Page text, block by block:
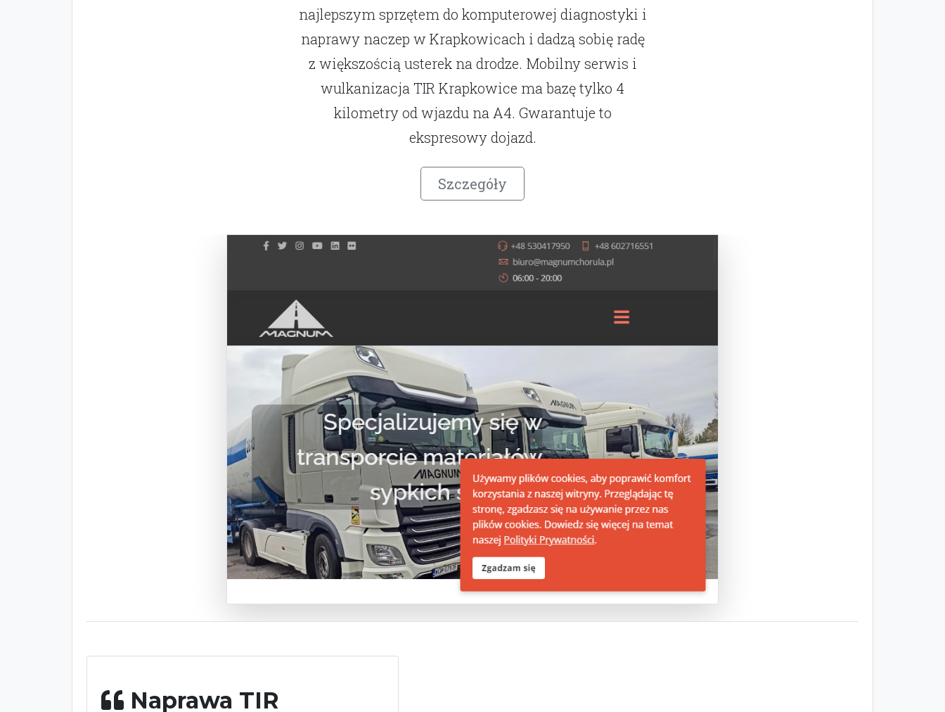
najlepszym sprzętem do komputerowej diagnostyki i
naprawy naczep w Krapkowicach i dadzą sobię radę
z większością usterek na drodze. Mobilny serwis i
wulkanizacja TIR Krapkowice ma bazę tylko 4
kilometry od wjazdu na A4. Gwarantuje to
ekspresowy dojazd.
Szczegóły
Naprawa TIR